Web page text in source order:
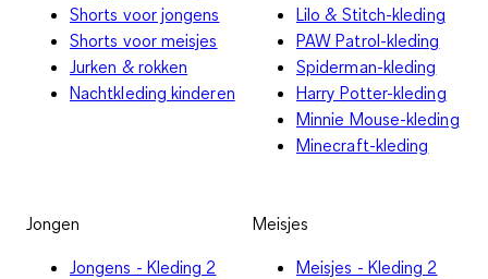
Shorts voor jongens
Shorts voor meisjes
Jurken & rokken
Nachtkleding kinderen
Lilo & Stitch-kleding
PAW Patrol-kleding
Spiderman-kleding
Harry Potter-kleding
Minnie Mouse-kleding
Minecraft-kleding
Jongen
Jongens - Kleding 2
Meisjes
Meisjes - Kleding 2